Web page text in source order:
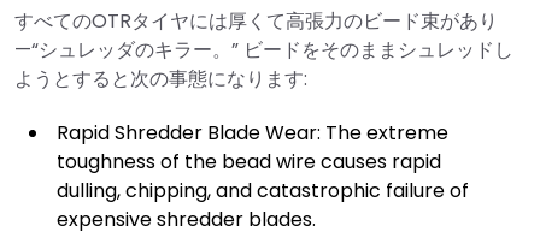
すべてのOTRタイヤには厚くて高張力のビード束があり
—“シュレッダのキラー。” ビードをそのままシュレッドし
ようとすると次の事態になります:
Rapid Shredder Blade Wear: The extreme
toughness of the bead wire causes rapid
dulling, chipping, and catastrophic failure of
expensive shredder blades.